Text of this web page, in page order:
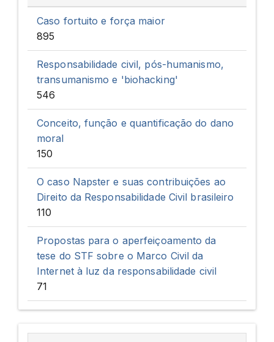
Caso fortuito e força maior
895
Responsabilidade civil, pós-humanismo,
transumanismo e 'biohacking'
546
Conceito, função e quantificação do dano
moral
150
O caso Napster e suas contribuições ao
Direito da Responsabilidade Civil brasileiro
110
Propostas para o aperfeiçoamento da
tese do STF sobre o Marco Civil da
Internet à luz da responsabilidade civil
71